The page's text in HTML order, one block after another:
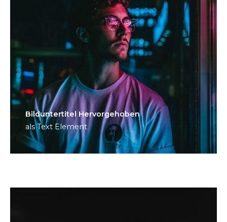
Bild­unter­titel Hervorgehoben
als Text Element